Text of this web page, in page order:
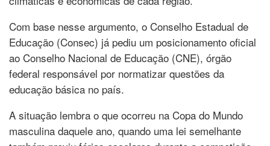
Com base nesse argumento, o Conselho Estadual de
Educação (Consec) já pediu um posicionamento oficial
ao Conselho Nacional de Educação (CNE), órgão
federal responsável por normatizar questões da
educação básica no país.
A situação lembra o que ocorreu na Copa do Mundo
masculina daquele ano, quando uma lei semelhante